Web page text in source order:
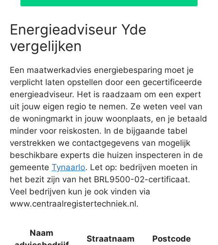
Energieadviseur Yde
vergelijken
Een maatwerkadvies energiebesparing moet je
verplicht laten opstellen door een gecertificeerde
energieadviseur. Het is raadzaam om een expert
uit jouw eigen regio te nemen. Ze weten veel van
de woningmarkt in jouw woonplaats, en je betaald
minder voor reiskosten. In de bijgaande tabel
verstrekken we contactgegevens van mogelijk
beschikbare experts die huizen inspecteren in de
gemeente Tynaarlo. Let op: bedrijven moeten in
het bezit zijn van het BRL9500-02-certificaat.
Veel bedrijven kun je ook vinden via
www.centraalregistertechniek.nl.
Naam
Straatnaam Postcode